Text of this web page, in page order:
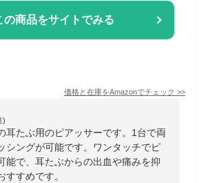
の商品をサイトでみる
価格と在庫をAmazonでチェック >>
)
耳たぶ用のピアッサーです。1台で両
シングが可能です。ワンタッチでピ
能で、耳たぶからの出血や痛みを抑
すすめです。